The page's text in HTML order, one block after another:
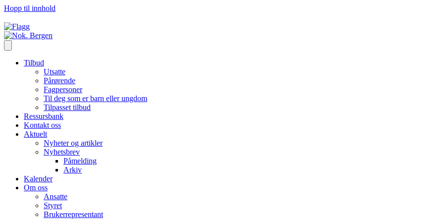
Hopp til innhold
Tilbud
Utsatte
Pårørende
Fagpersoner
Til deg som er barn eller ungdom
Tilpasset tilbud
Ressursbank
Kontakt oss
Aktuelt
Nyheter og artikler
Nyhetsbrev
Påmelding
Arkiv
Kalender
Om oss
Ansatte
Styret
Brukerrepresentant